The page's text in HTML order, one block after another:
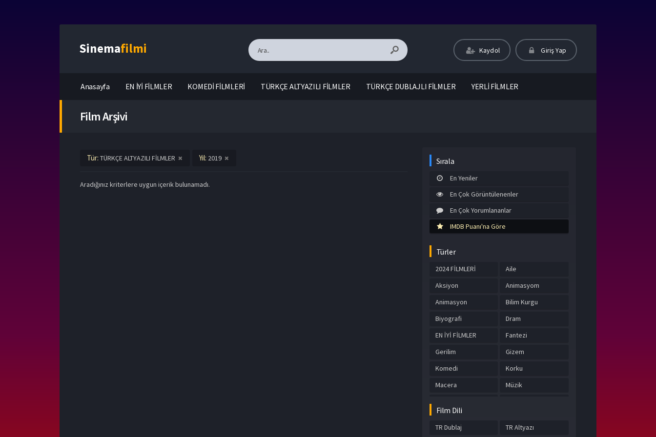
Sinemafilmi Kaydol Giriş Yap
Anasayfa EN İYİ FİLMLER KOMEDİ FİLMLERİ TÜRKÇE ALTYAZILI FİLMLER TÜRKÇE DUBLAJLI FİLMLER YERLİ FİLMLER
Film Arşivi
Tür: TÜRKÇE ALTYAZILI FİLMLER Yıl: 2019
Aradığınız kriterlere uygun içerik bulunamadı.
Sırala
En Yeniler
En Çok Görüntülenenler
En Çok Yorumlananlar
IMDB Puanı'na Göre
Türler
2024 FİLMLERİ
Aile
Aksiyon
Animasyom
Animasyon
Bilim Kurgu
Biyografi
Dram
EN İYİ FİLMLER
Fantezi
Gerilim
Gizem
Komedi
Korku
Macera
Müzik
FİLMLER
Film Dili
TR Dublaj TR Altyazı